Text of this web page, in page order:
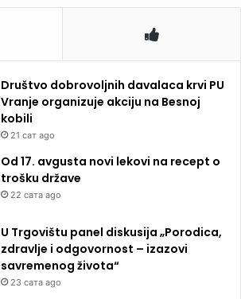
Društvo dobrovoljnih davalaca krvi PU
Vranje organizuje akciju na Besnoj
kobili
21 сат ago
Od 17. avgusta novi lekovi na recept o
trošku države
22 сата ago
U Trgovištu panel diskusija „Porodica,
zdravlje i odgovornost – izazovi
savremenog života“
23 сата ago